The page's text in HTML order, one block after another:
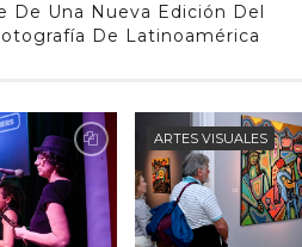
De Una Nueva Edición Del
De Latinoamérica
ARTES VISUALES